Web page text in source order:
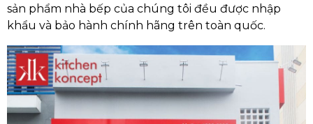
sản phẩm nhà bếp của chúng tôi đều được nhập
khẩu và bảo hành chính hãng trên toàn quốc.